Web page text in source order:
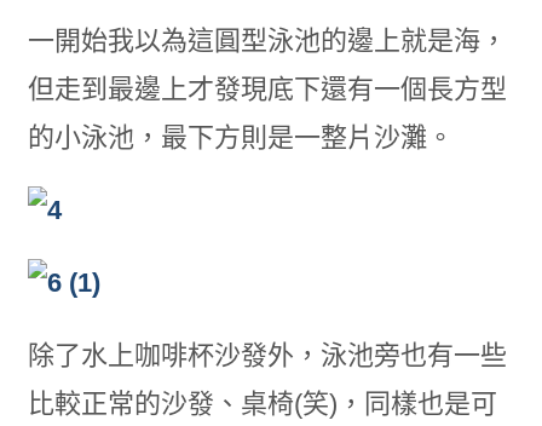
一開始我以為這圓型泳池的邊上就是海，
但走到最邊上才發現底下還有一個長方型
的小泳池，最下方則是一整片沙灘。
除了水上咖啡杯沙發外，泳池旁也有一些
比較正常的沙發、桌椅(笑)，同樣也是可